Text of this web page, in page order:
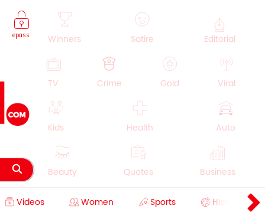
epass Winners Satire Editorial
TV Crime Gold Viral
Kids Health Auto
Beauty Quotes Business
Videos Women Sports History